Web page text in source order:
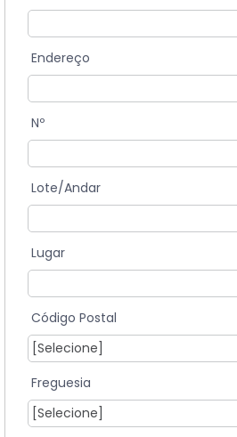
Endereço
Nº
Lote/Andar
Lugar
Código Postal
Freguesia